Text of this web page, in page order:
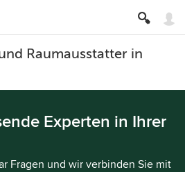
Raumausstatter in
Experten in Ihrer
Fragen und wir verbinden Sie mit